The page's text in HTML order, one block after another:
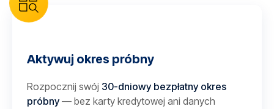
Aktywuj okres próbny
Rozpocznij swój 30-dniowy bezpłatny okres
próbny— bez karty kredytowej ani danych